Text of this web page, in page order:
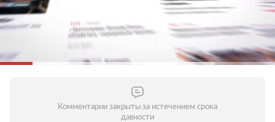
Комментарии закрыты за истечением срока
давности